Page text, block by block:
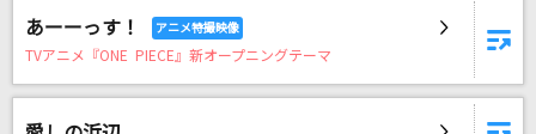
リアルタイムで歌われている曲の一覧
茜光
あーーっす！
TVアニメ『ONE PIECE』新オープニングテーマ